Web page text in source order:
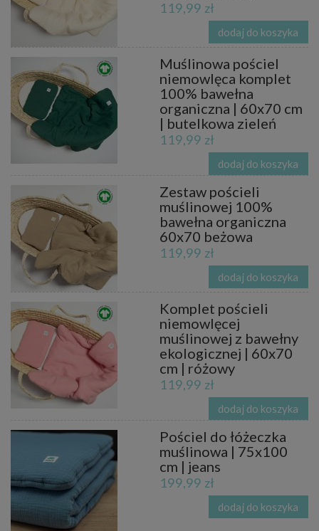
119,99 zł
dodaj do koszyka
Muślinowa pościel
niemowlęca komplet
100% bawełna
organiczna | 60x70 cm
| butelkowa zieleń
119,99 zł
dodaj do koszyka
Zestaw pościeli
muślinowej 100%
bawełna organiczna
60x70 beżowa
119,99 zł
dodaj do koszyka
Komplet pościeli
niemowlęcej
muślinowej z bawełny
ekologicznej | 60x70
cm | różowy
119,99 zł
dodaj do koszyka
Pościel do łóżeczka
muślinowa | 75x100
cm | jeans
199,99 zł
dodaj do koszyka